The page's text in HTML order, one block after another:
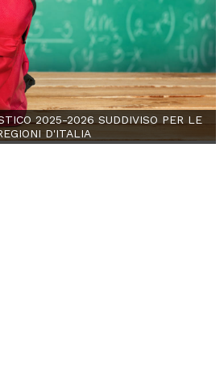
2025-2026 SUDDIVISO PER LE
D'ITALIA